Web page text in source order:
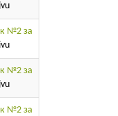
№2 за
№2 за
№2 за